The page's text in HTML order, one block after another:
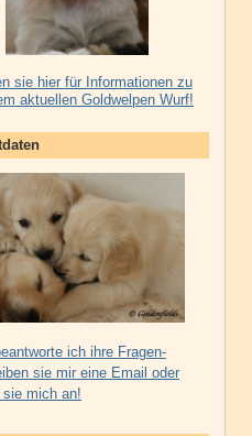
sie hier für Informationen zu
aktuellen Goldwelpen Wurf!
ich ihre Fragen-
sie mir eine Email oder
sie mich an!